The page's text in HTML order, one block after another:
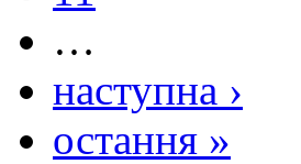
…
наступна ›
остання »